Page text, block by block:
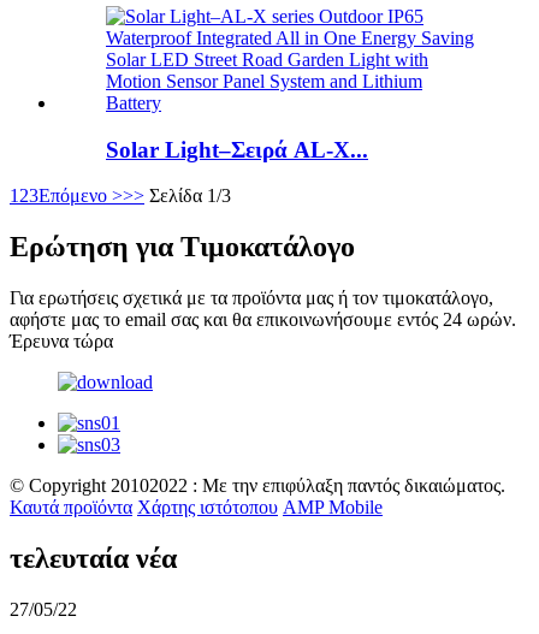
Solar Light–Σειρά AL-X...
123Επόμενο >>> Σελίδα 1/3
Ερώτηση για Τιμοκατάλογο
Για ερωτήσεις σχετικά με τα προϊόντα μας ή τον τιμοκατάλογο,
αφήστε μας το email σας και θα επικοινωνήσουμε εντός 24 ωρών.
Έρευνα τώρα
© Copyright 20102022 : Με την επιφύλαξη παντός δικαιώματος.
Καυτά προϊόντα Χάρτης ιστότοπου AMP Mobile
τελευταία νέα
27/05/22